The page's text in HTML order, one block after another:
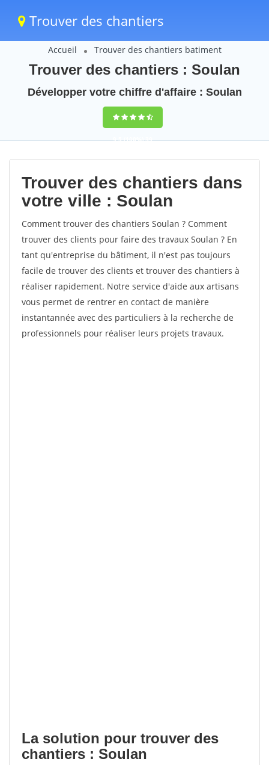
Trouver des chantiers
Accueil Trouver des chantiers batiment
Trouver des chantiers : Soulan
Développer votre chiffre d'affaire : Soulan
9,5(100%)39
votes
Trouver des chantiers dans
votre ville : Soulan
Comment trouver des chantiers Soulan ? Comment
trouver des clients pour faire des travaux Soulan ? En
tant qu'entreprise du bâtiment, il n'est pas toujours
facile de trouver des clients et trouver des chantiers à
réaliser rapidement. Notre service d'aide aux artisans
vous permet de rentrer en contact de manière
instantannée avec des particuliers à la recherche de
professionnels pour réaliser leurs projets travaux.
La solution pour trouver des
chantiers : Soulan